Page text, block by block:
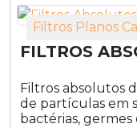
Filtros Planos
FILTROS
Filtros absolutos
de partículas em
bactérias, germes